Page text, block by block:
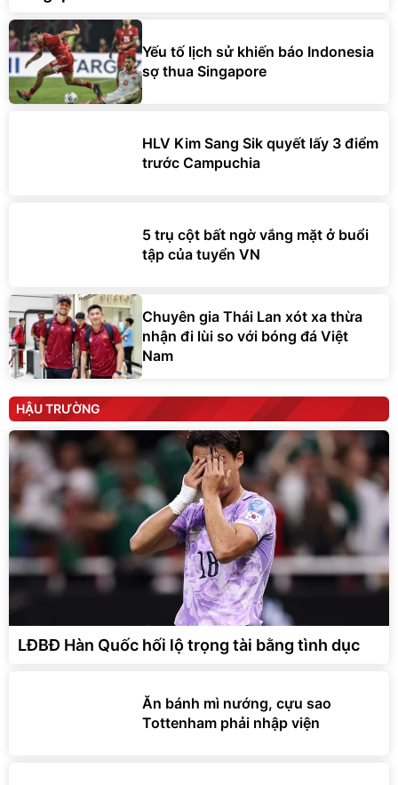
Yếu tố lịch sử khiến báo Indonesia
sợ thua Singapore
HLV Kim Sang Sik quyết lấy 3 điểm
trước Campuchia
5 trụ cột bất ngờ vắng mặt ở buổi
tập của tuyển VN
Chuyên gia Thái Lan xót xa thừa
nhận đi lùi so với bóng đá Việt
Nam
HẬU TRƯỜNG
LĐBĐ Hàn Quốc hối lộ trọng tài bằng tình dục
Ăn bánh mì nướng, cựu sao
Tottenham phải nhập viện